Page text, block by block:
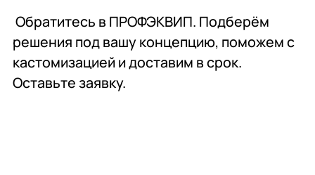
Обратитесь в ПРОФЭКВИП. Подберём
решения под вашу концепцию, поможем с
кастомизацией и доставим в срок.
Оставьте заявку.